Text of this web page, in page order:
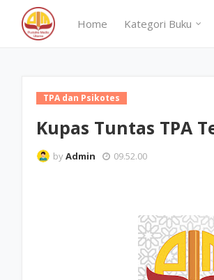
Home Kategori Buku
TPA dan Psikotes
Kupas Tuntas TPA
byAdmin 09.52.00